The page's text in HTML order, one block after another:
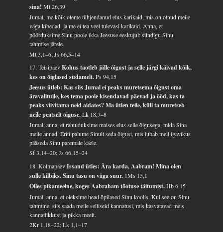
sina!Mt 26,39
Jumal, me kõik oleme tühjendanud elus karikaid, mis on olnud meile
väga kibedad, ja me ei tea veel tulevasi karikaid. Anna, et
pöörduksime Sinu poole ikka Jeesuse eeskujul: sündigu Sinu
tahtmise järele.
Mt 3,1–6; Js 66,5–14
17. TeisipäevKohus taotleb jälle õigust ja selle järgi käivad kõik,
kes on õiglased südamelt.Ps 94,15
Jeesus ütleb: Kas siis Jumal ei peaks muretsema õigust oma
äravalituile, kes tema poole kisendavad päevad ja ööd, kas ta
peaks viivitama neid aidates? Ma ütlen teile, küll ta muretseb
neile peatselt õiguse.Lk 18,7–8
Jumal, anna, et rahulduksime maises elus selle õigusega, mida Sina
meile annad. Eriti palume Sinult seda õigust, mis lubab meil igavikus
pääseda Sinu paremale käele.
Sf 3,14–20; Js 66,15–24
18. KolmapäevIssand ütles: Ära karda, Aabram! Mina olen
sulle kilbiks. Sinu tasu on väga suur. 1Ms 15,1
Olles pikameelne, koges Aabraham tõotuse täitumist.Hb 6,15
Jumal, anna, et oleksime head õpilased Sinu koolis. Kui see on Sinu
tahtmine, siis saada meile selliseid kannatusi, mis kasvatavad meis
kannatlikkust ja pikka meelt.
2Kr 1,18–22; Lk 1,1–17